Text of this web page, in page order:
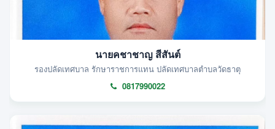
นายคชาชาญ สีสันต์
รองปลัดเทศบาล รักษาราชการแทน ปลัดเทศบาลตำบลวัดธาตุ
0817990022